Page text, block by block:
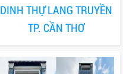
DINH THỰ LANG TRUYỀN
TP. CẦN THƠ